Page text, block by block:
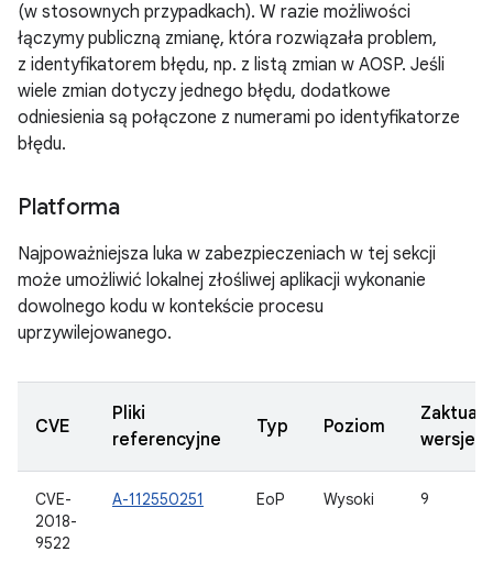
(w stosownych przypadkach). W razie możliwości
łączymy publiczną zmianę, która rozwiązała problem,
z identyfikatorem błędu, np. z listą zmian w AOSP. Jeśli
wiele zmian dotyczy jednego błędu, dodatkowe
odniesienia są połączone z numerami po identyfikatorze
błędu.
Platforma
Najpoważniejsza luka w zabezpieczeniach w tej sekcji
może umożliwić lokalnej złośliwej aplikacji wykonanie
dowolnego kodu w kontekście procesu
uprzywilejowanego.
CVE
Pliki
referencyjne
Typ Poziom
wersje
CVE-
2018-
9522
A-112550251 EoP Wysoki 9